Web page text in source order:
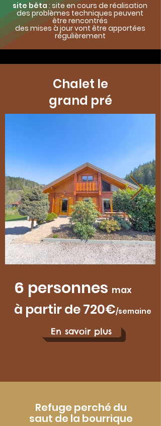
site bêta : site en cours de réalisation
des problèmes techniques peuvent
être rencontrés
des mises à jour vont être apportées
régulièrement
Chalet le
grand pré
6 personnes max
à partir de 720€/semaine
En savoir plus
Refuge perché du
saut de la bourrique